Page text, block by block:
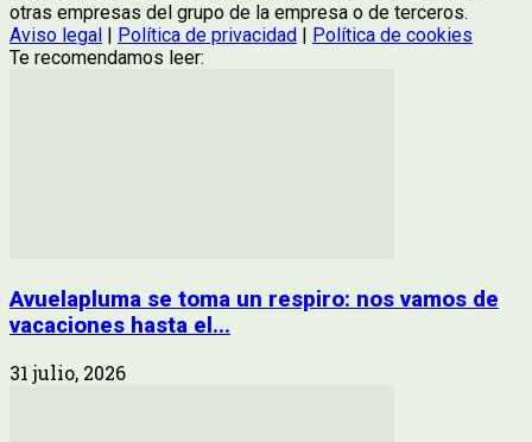
otras empresas del grupo de la empresa o de terceros.
Aviso legal | Política de privacidad | Política de cookies
Te recomendamos leer:
Avuelapluma se toma un respiro: nos vamos de
vacaciones hasta el...
31 julio, 2026